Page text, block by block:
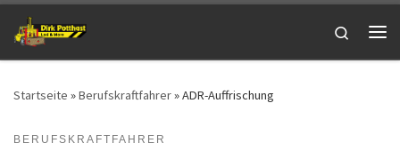
Zum Inhalt springen
Search
Startseite »Berufskraftfahrer»ADR-Auffrischung
BERUFSKRAFTFAHRER